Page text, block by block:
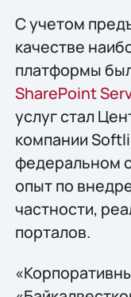
С учетом
качестве
платформы
SharePoint
услуг стал
компании
федеральном
опыт по
частности,
порталов.